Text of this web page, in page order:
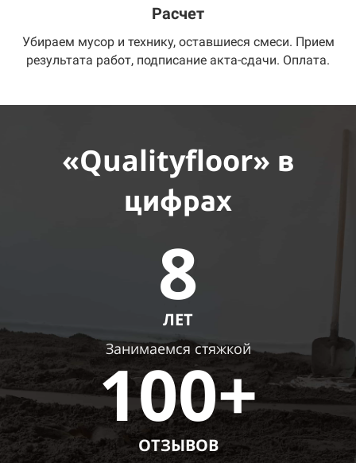
Расчет
Убираем мусор и технику, оставшиеся смеси. Прием
результата работ, подписание акта-сдачи. Оплата.
«Qualityfloor» в
цифрах
8
ЛЕТ
Занимаемся стяжкой
100+
ОТЗЫВОВ